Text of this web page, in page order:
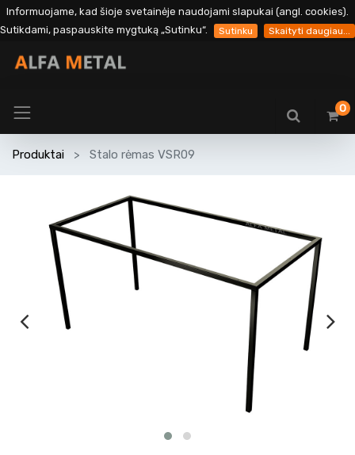
Informuojame, kad šioje svetainėje naudojami slapukai (angl. cookies).
Sutikdami, paspauskite mygtuką „Sutinku“.
Sutinku Skaityti daugiau...
0
Produktai Stalo rėmas VSR09